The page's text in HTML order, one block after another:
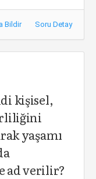
Bildir Soru Detay
kişisel,
yaşamı
ad verilir?